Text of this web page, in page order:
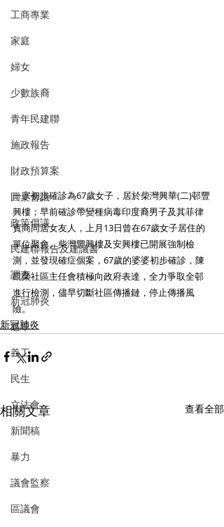
工商專業
家庭
婦女
少數族裔
青年民建聯
施政報告
財政預算案
圓桌會議
政策倡議
民建聯報告及建議書
調查
新冠肺炎
選舉
義工
民生
立法會
新聞稿
暴力
議會監察
區議會
一宗初步確診為67歲女子，居於柴灣興華(二)邨豐
興樓；早前確診帶變種病毒印度裔男子及其菲律
賓商同居女友人，上月13日曾在67歲女子居住的
單位聚會。柴灣豐興樓及安興樓已開展強制檢
測，並發現確症個案，67歲的婆婆初步確診，陳
凱榮社區主任會積極向政府表達，全力爭取全邨
進行檢測，儘早切斷社區傳播鏈，停止傳播風
險。
新冠肺炎
相關文章 查看全部